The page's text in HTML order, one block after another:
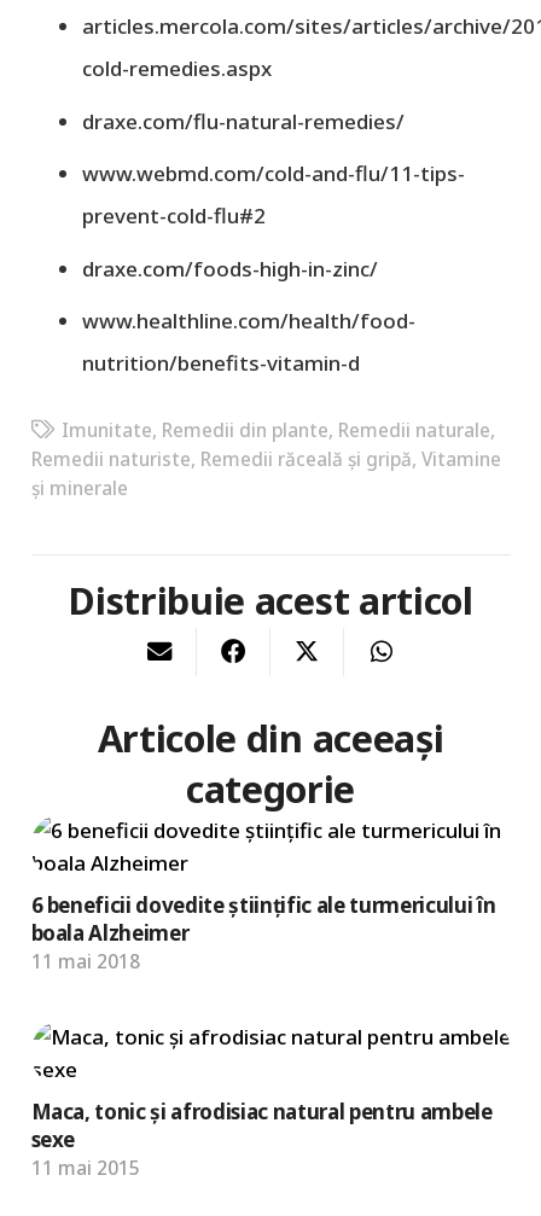
articles.mercola.com/sites/articles/archive/
cold-remedies.aspx
draxe.com/flu-natural-remedies/
www.webmd.com/cold-and-flu/11-tips-
prevent-cold-flu#2
draxe.com/foods-high-in-zinc/
www.healthline.com/health/food-
nutrition/benefits-vitamin-d
Imunitate, Remedii din plante, Remedii naturale,
Remedii naturiste, Remedii răceală și gripă, Vitamine
și minerale
Distribuie acest articol
Articole din aceeași
categorie
6 beneficii dovedite științific ale turmericului în
boala Alzheimer
11 mai 2018
Maca, tonic și afrodisiac natural pentru ambele
sexe
11 mai 2015